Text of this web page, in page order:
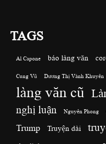
TAGS
Al Capone báo làng văn
Cung Vũ Dương Thị Vành Khuyên
làng văn cũ
nghị luận Nguyên Phong
Trump Truyện dài